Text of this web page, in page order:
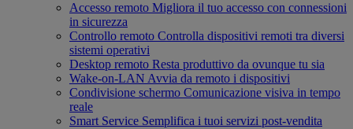
Accesso remoto Migliora il tuo accesso con connessioni
in sicurezza
Controllo remoto Controlla dispositivi remoti tra diversi
sistemi operativi
Desktop remoto Resta produttivo da ovunque tu sia
Wake-on-LAN Avvia da remoto i dispositivi
Condivisione schermo Comunicazione visiva in tempo
reale
Smart Service Semplifica i tuoi servizi post-vendita